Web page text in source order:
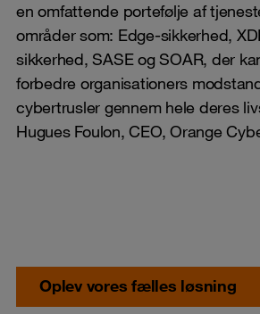
en omfattende portefølje af
områder som: Edge-sikkerhed,
sikkerhed, SASE og SOAR, der
forbedre organisationers
cybertrusler gennem hele deres
Hugues Foulon, CEO, Orange
Oplev vores fælles løsning